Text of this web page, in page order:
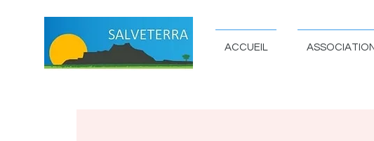
ACCUEIL ASSOCIATION